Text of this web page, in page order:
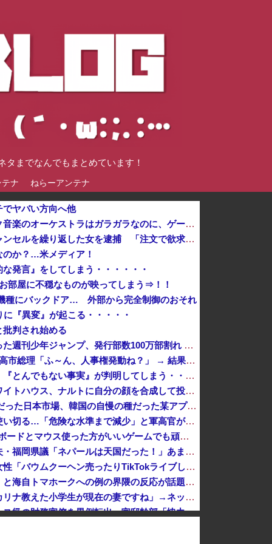
までなんでもまとめています！
テナ ねらーアンテナ
ヤバい方向へ他
【悲報】音楽愛好家「クラシック音楽のオーケストラはガラガラなのに、ゲーム音楽のオーケストラは満員……本当にイライラする」
ジャンプストアで大量注文→キャンセルを繰り返した女を逮捕 「注文で欲求が満たされた」総額43億円
か？…米メディア！
発言』をしてしまう・・・・・・
部屋に不穏なものが映ってしまう⇒！！
種にバックドア… 外部から完全制御のおそれ
に『異変』が起こる・・・・・
判され始める
【悲報】かつて６５０万部を誇った週刊少年ジャンプ、発行部数100万部割れ → 国内の「100万部超え紙雑誌」が消滅 ｗｗｗｗｗｗｗｗｗｗｗｗｗｗ
【ｗ】財務省「減税反対！」 → 高市総理「ふ～ん、人事権発動ね？」 → 結果 ｗｗｗｗｗｗｗｗｗｗ
【衝撃】イオンモール爆発事故、『とんでもない事実』が判明してしまう・・・・・・
【ワロタ】トランプ大統領とホワイトハウス、ナルトに自分の顔を合成して投稿 日本政府が苦言「公的機関であっても許諾が必要」
韓国Webtoon企業の最後の牙城だった日本市場、韓国の自慢の種だった某アプリが遂に……
米軍、長射程精密ミサイルほぼ使い切る…「危険な水準まで減少」と軍高官が警告！
友達とPCで遊んでるんだがキーボードとマウス使った方がいいゲームでも頑なにパッド使いたがる
【悲報】海外視察帰りの蔵内勇夫・福岡県議「ネパールは天国だった！」あまりの能天気発言で大炎上 → ｗｗｗｗｗｗｗｗｗｗｗｗｗｗ
【速報】ジャンポケ斉藤の被害女性「バウムクーヘン売ったりTikTokライブしててムカついたから示談しなかった」
「日本の反戦界隈終わってて草」と海自トマホークへの例の界隈の反応が話題に、今になって存在に気付いてしまった結果……
既婚男性「大学院生のころにオカリナ教えた小学生が現在の妻ですね」→ネット大荒れｗｗｗｗ
【財務省人事】内閣人事局、エース級の財務官僚を異例転出 官邸幹部「協力的でなかった」※岸田首相（当時）の秘書官などを歴任 、岸田首相の後輩